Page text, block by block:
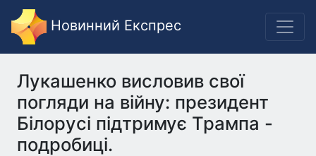
Новинний Експрес
Лукашенко висловив свої
погляди на війну: президент
Білорусі підтримує Трампа -
подробиці.